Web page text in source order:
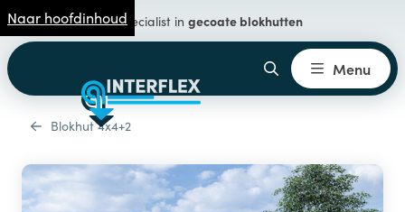
Naar hoofdinhoudSpecialist in gecoate blokhutten
Menu
Blokhut 4x4+2